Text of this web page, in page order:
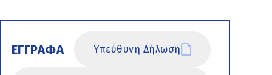
ΕΓΓΡΑΦΑ Υπεύθυνη Δήλωση